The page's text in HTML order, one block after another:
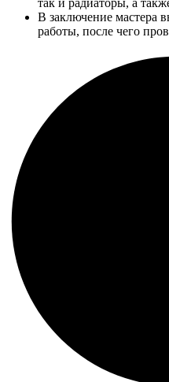
так и радиаторы, а
В заключение мастера
работы, после чего